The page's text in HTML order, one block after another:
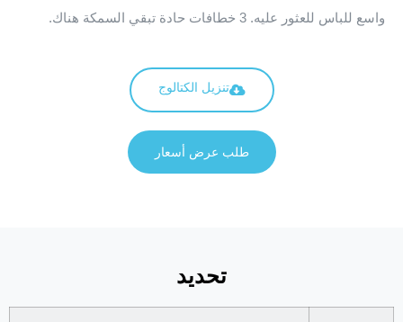
واسع للباس للعثور عليه. 3 خطافات حادة تبقي السمكة هناك.
تنزيل الكتالوج
طلب عرض أسعار
تحديد